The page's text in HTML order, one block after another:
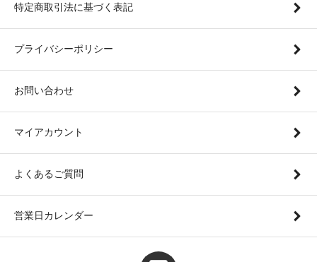
特定商取引法に基づく表記
プライバシーポリシー
お問い合わせ
マイアカウント
よくあるご質問
営業日カレンダー